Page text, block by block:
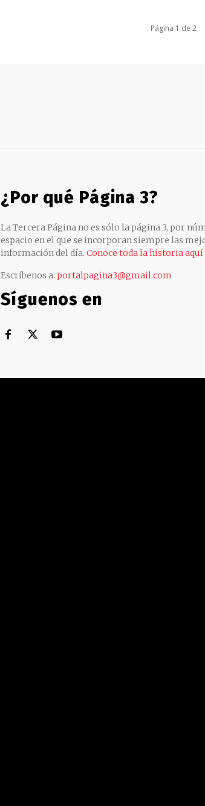
Página 1 de 2
¿Por qué Página 3?
La Tercera Página no es sólo la página 3, por
espacio en el que se incorporan siempre las
información del día. Conoce toda la historia aquí
Escríbenos a: portalpagina3@gmail.com
Síguenos en